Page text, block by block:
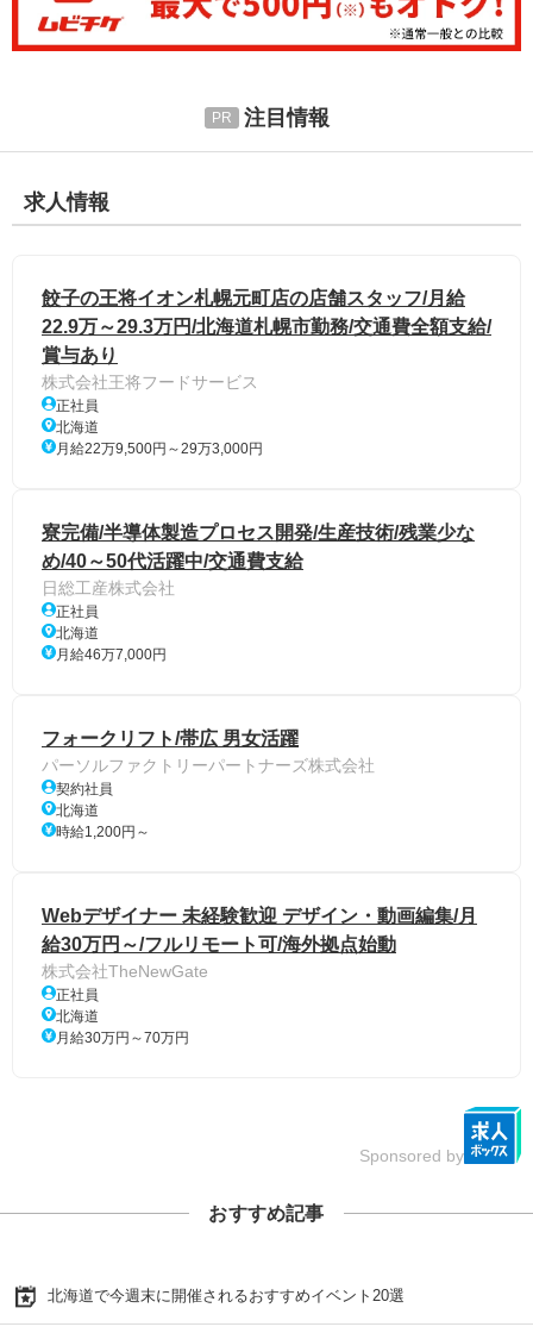
注目情報
求人情報
餃子の王将イオン札幌元町店の店舗スタッフ/月給
22.9万～29.3万円/北海道札幌市勤務/交通費全額支給/
賞与あり
株式会社王将フードサービス
正社員
北海道
月給22万9,500円～29万3,000円
寮完備/半導体製造プロセス開発/生産技術/残業少な
め/40～50代活躍中/交通費支給
日総工産株式会社
正社員
北海道
月給46万7,000円
フォークリフト/帯広 男女活躍
パーソルファクトリーパートナーズ株式会社
契約社員
北海道
時給1,200円～
Webデザイナー 未経験歓迎 デザイン・動画編集/月
給30万円～/フルリモート可/海外拠点始動
株式会社TheNewGate
正社員
北海道
月給30万円～70万円
Sponsored by
おすすめ記事
北海道で今週末に開催されるおすすめイベント20選